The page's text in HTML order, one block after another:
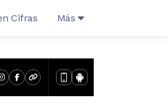
Cifras Más